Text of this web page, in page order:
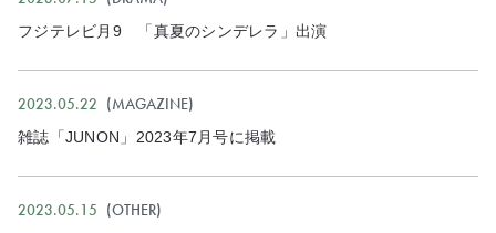
フジテレビ月9 「真夏のシンデレラ」出演
2023.05.22 MAGAZINE
雑誌「JUNON」2023年7月号に掲載
2023.05.15 OTHER